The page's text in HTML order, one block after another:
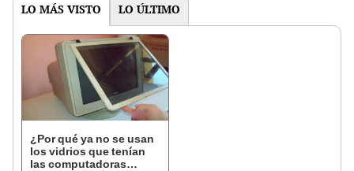
LO MÁS VISTO LO ÚLTIMO
¿Por qué ya no se usan
los vidrios que tenían
las computadoras